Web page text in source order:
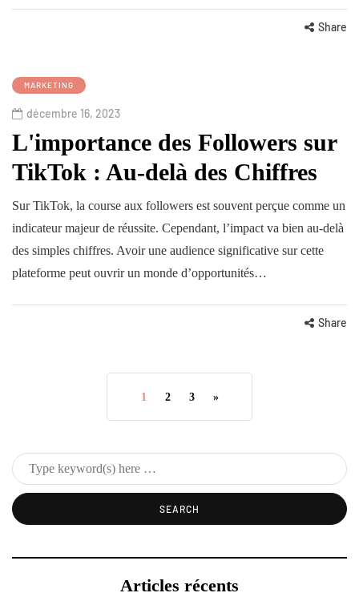
Share
MARKETING
décembre 16, 2023
L'importance des Followers sur
TikTok : Au-delà des Chiffres
Sur TikTok, la course aux followers est souvent perçue comme un
indicateur majeur de réussite. Cependant, l’impact va bien au-delà
des simples chiffres. Avoir une audience significative sur cette
plateforme peut ouvrir un monde d’opportunités…
Share
1 2 3 »
Articles récents